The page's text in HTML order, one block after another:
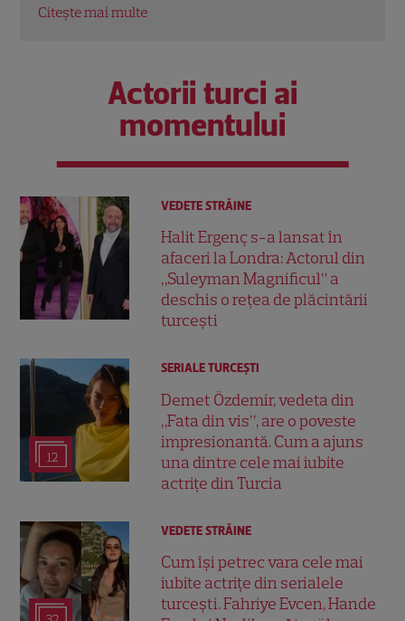
Citește mai multe
Actorii turci ai
momentului
VEDETE STRĂINE
Halit Ergenç s-a lansat în
afaceri la Londra: Actorul din
„Suleyman Magnificul” a
deschis o rețea de plăcintării
turcești
12
SERIALE TURCEŞTI
Demet Özdemir, vedeta din
„Fata din vis”, are o poveste
impresionantă. Cum a ajuns
una dintre cele mai iubite
actrițe din Turcia
VEDETE STRĂINE
Cum își petrec vara cele mai
iubite actrițe din serialele
turcești. Fahriye Evcen, Hande